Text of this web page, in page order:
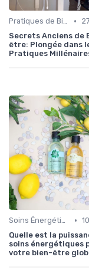
Pratiques de Bien-être Anciennes •
Secrets Anciens de
être: Plongée dans
Pratiques
Soins Énergétiques •
Quelle est la
soins énergétiques
votre bien-être